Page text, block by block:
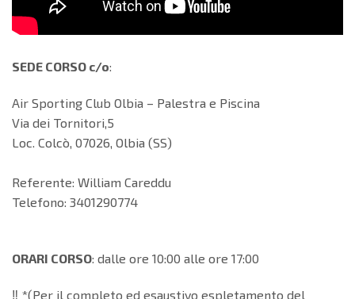
SEDE CORSO c/o:
Air Sporting Club Olbia – Palestra e Piscina
Via dei Tornitori,5
Loc. Colcò, 07026, Olbia (SS)
Referente: William Careddu
Telefono: 3401290774
ORARI CORSO: dalle ore 10:00 alle ore 17:00
‼️ *(Per il completo ed esaustivo espletamento del